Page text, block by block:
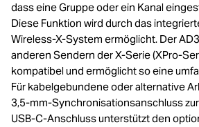
dass eine Gruppe oder ein Kanal
Diese Funktion wird durch das
Wireless-X-System ermöglicht. Der
anderen Sendern der X-Serie (XPro-
kompatibel und ermöglicht so eine
Für kabelgebundene oder alternative
3,5-mm-Synchronisationsanschluss
USB-C-Anschluss unterstützt den